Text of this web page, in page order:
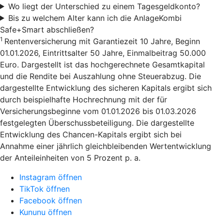
Wo liegt der Unterschied zu einem Tagesgeldkonto?
Bis zu welchem Alter kann ich die AnlageKombi
Safe+Smart abschließen?
1 Rentenversicherung mit Garantiezeit 10 Jahre, Beginn
01.01.2026, Eintrittsalter 50 Jahre, Einmalbeitrag 50.000
Euro. Dargestellt ist das hochgerechnete Gesamtkapital
und die Rendite bei Auszahlung ohne Steuerabzug. Die
dargestellte Entwicklung des sicheren Kapitals ergibt sich
durch beispielhafte Hochrechnung mit der für
Versicherungsbeginne vom 01.01.2026 bis 01.03.2026
festgelegten Überschussbeteiligung. Die dargestellte
Entwicklung des Chancen-Kapitals ergibt sich bei
Annahme einer jährlich gleichbleibenden Wertentwicklung
der Anteileinheiten von 5 Prozent p. a.
Instagram öffnen
TikTok öffnen
Facebook öffnen
Kununu öffnen